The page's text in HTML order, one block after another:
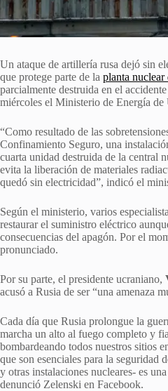
Un ataque de artillería rusa dejó sin
que protege parte de la planta
parcialmente destruida en el
miércoles el Ministerio de Energía de
“Como resultado de las
Confinamiento Seguro, una
cuarta unidad destruida de la central
evita la liberación de materiales
quedó sin electricidad”, indicó el
Según el ministerio, varios
restaurar el suministro eléctrico
consecuencias del apagón. Por el
pronunciado.
Por su parte, el presidente ucraniano,
acusó a Rusia de ser “una amenaza
Cada día que Rusia prolongue la
marcha un alto al fuego completo y
bombardeando todos nuestros sitios
que son esenciales para la seguridad
y otras instalaciones nucleares- es
denunció Zelenski en Facebook.